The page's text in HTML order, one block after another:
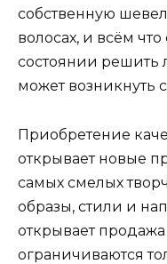
собственную
волосах, и всём
состоянии решить
может возникнуть
Приобретение
открывает новые
самых смелых
образы, стили и
открывает
ограничиваются